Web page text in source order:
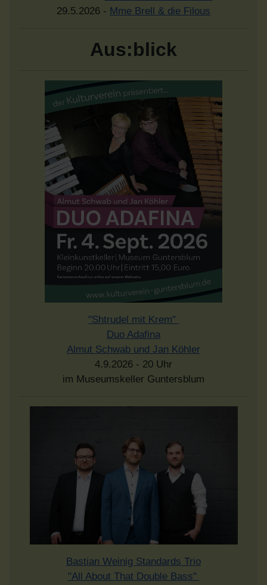
29.5.2026 - Mme Brell & die Filous
Aus:blick
"Shtrudel mit Krem"
Duo Adafina
Almut Schwab und Jan Köhler
4.9.2026 - 20 Uhr
im Museumskeller Guntersblum
Bastian Weinig Standards Trio
"All About That Double Bass"